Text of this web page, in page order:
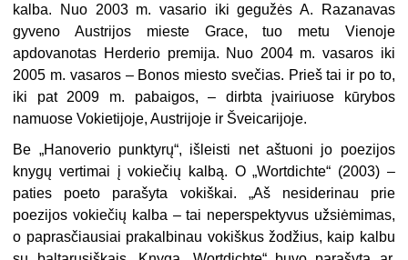
kalba. Nuo 2003 m. vasario iki gegužės A. Razanavas
gyveno Austrijos mieste Grace, tuo metu Vienoje
apdovanotas Herderio premija. Nuo 2004 m. vasaros iki
2005 m. vasaros – Bonos miesto svečias. Prieš tai ir po to,
iki pat 2009 m. pabaigos, – dirbta įvairiuose kūrybos
namuose Vokietijoje, Austrijoje ir Šveicarijoje.
Be „Hanoverio punktyrų“, išleisti net aštuoni jo poezijos
knygų vertimai į vokiečių kalbą. O „Wortdichte“ (2003) –
paties poeto parašyta vokiškai. „Aš nesiderinau prie
poezijos vokiečių kalba – tai neperspektyvus užsiėmimas,
o paprasčiausiai prakalbinau vokiškus žodžius, kaip kalbu